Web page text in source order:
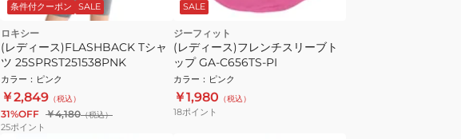
条件付クーポン SALE
ロキシー
(レディース)FLASHBACK Tシャ
ツ 25SPRST251538PNK
カラー ： ピンク
￥2,849 （税込）
31%OFF ￥4,180（税込）
25ポイント
SALE
ジーフィット
(レディース)フレンチスリーブト
ップ GA-C656TS-PI
カラー ： ピンク
￥1,980 （税込）
18ポイント